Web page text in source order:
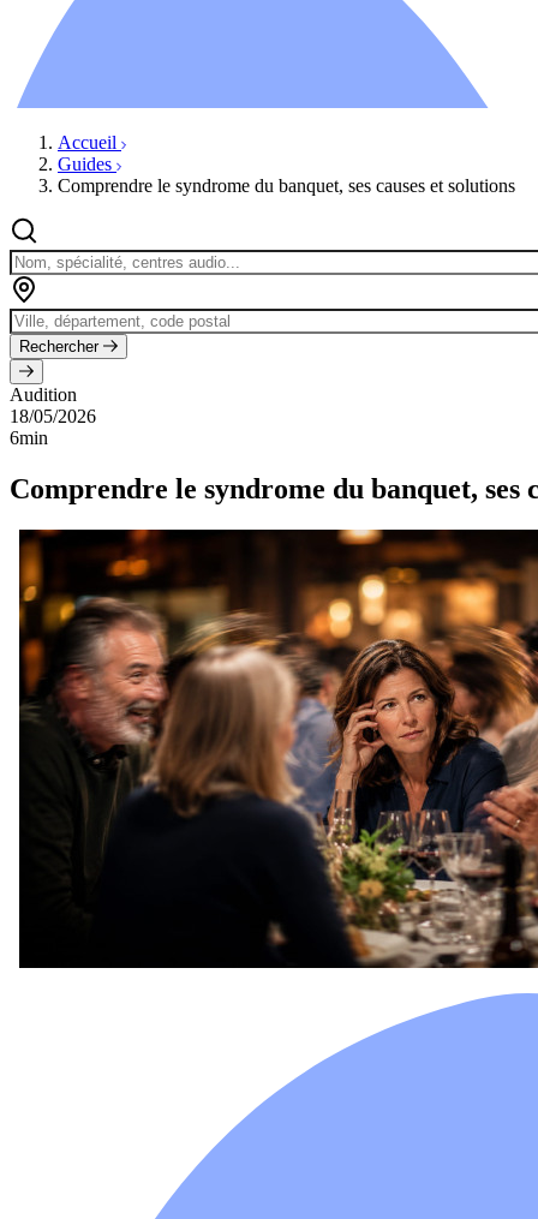
Évènements
Accueil
Guides
Comprendre le syndrome du banquet, ses causes et solutions
Rechercher
Audition
18/05/2026
6min
Comprendre le syndrome du banquet, ses